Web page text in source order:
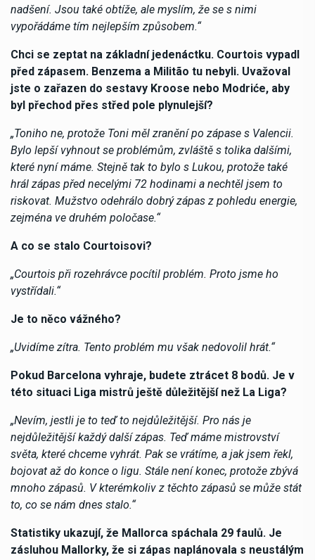
nadšení. Jsou také obtíže, ale myslím, že se s nimi
vypořádáme tím nejlepším způsobem.“
Chci se zeptat na základní jedenáctku. Courtois vypadl
před zápasem. Benzema a Militão tu nebyli. Uvažoval
jste o zařazen do sestavy Kroose nebo Modriće, aby
byl přechod přes střed pole plynulejší?
„Toniho ne, protože Toni měl zranění po zápase s Valencii.
Bylo lepší vyhnout se problémům, zvláště s tolika dalšími,
které nyní máme. Stejně tak to bylo s Lukou, protože také
hrál zápas před necelými 72 hodinami a nechtěl jsem to
riskovat. Mužstvo odehrálo dobrý zápas z pohledu energie,
zejména ve druhém poločase.“
A co se stalo Courtoisovi?
„Courtois při rozehrávce pocítil problém. Proto jsme ho
vystřídali.“
Je to něco vážného?
„Uvidíme zítra. Tento problém mu však nedovolil hrát.“
Pokud Barcelona vyhraje, budete ztrácet 8 bodů. Je v
této situaci Liga mistrů ještě důležitější než La Liga?
„Nevím, jestli je to teď to nejdůležitější. Pro nás je
nejdůležitější každý další zápas. Teď máme mistrovství
světa, které chceme vyhrát. Pak se vrátíme, a jak jsem řekl,
bojovat až do konce o ligu. Stále není konec, protože zbývá
mnoho zápasů. V kterémkoliv z těchto zápasů se může stát
to, co se nám dnes stalo.“
Statistiky ukazují, že Mallorca spáchala 29 faulů. Je
zásluhou Mallorky, že si zápas naplánovala s neustálým